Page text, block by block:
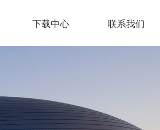
下载中心 联系我们